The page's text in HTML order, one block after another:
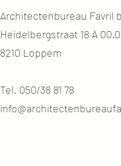
Architectenbureau Favril
Heidelbergstraat 18 A
8210 Loppem
Tel. 050/38 81 78